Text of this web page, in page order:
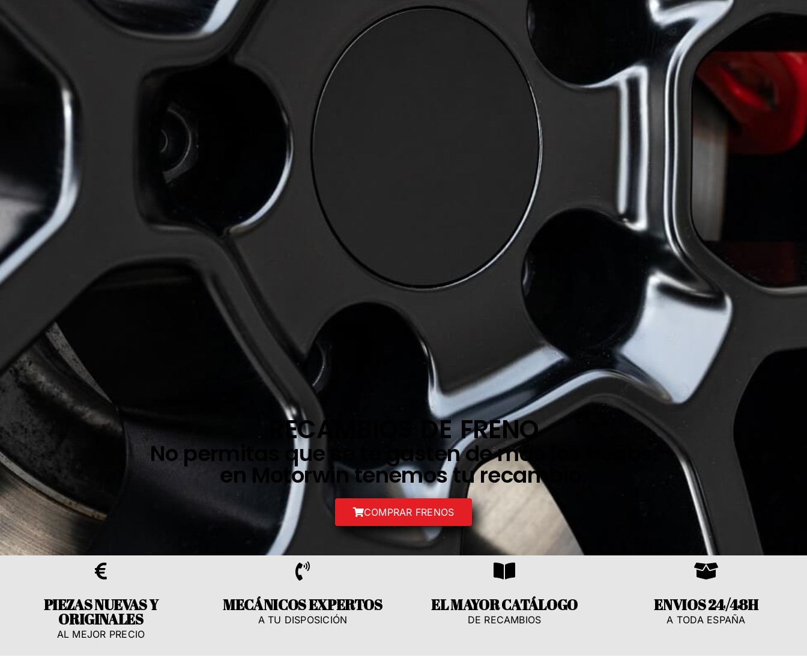
RECAMBIOS DE FRENO
No permitas que se te gasten de más los frenos,
en Motorwin tenemos tu recambio.
COMPRAR FRENOS
PIEZAS NUEVAS Y
ORIGINALES
AL MEJOR PRECIO
MECÁNICOS EXPERTOS
A TU DISPOSICIÓN
EL MAYOR CATÁLOGO
DE RECAMBIOS
ENVIOS 24/48H
A TODA ESPAÑA